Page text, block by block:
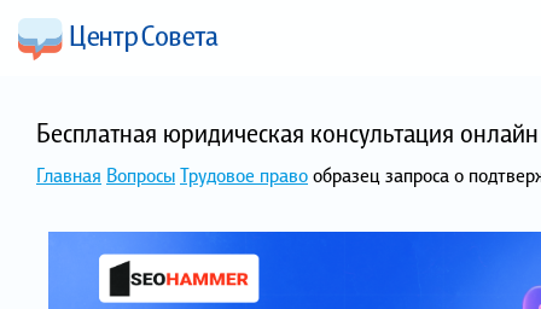
Бесплатная юридическая консультация
Главная ВопросыТрудовое правообразец запроса о